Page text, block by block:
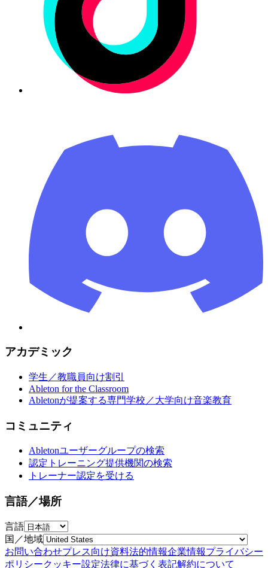
アカデミック
学生／教職員向け割引
Ableton for the Classroom
Abletonが提案する専門学校／大学向け音楽教育
コミュニティ
Abletonユーザーグループの検索
認定トレーニング提供機関の検索
トレーナー認定を受ける
言語／場所
言語
国／地域
お問い合わせプレス向け資料法的情報企業情報プライバシー
ポリシークッキー設定法律に基づく表記解約について